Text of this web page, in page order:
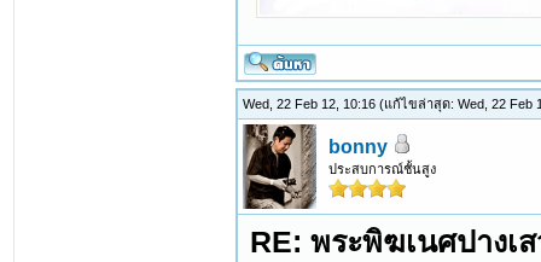
Wed, 22 Feb 12, 10:16(แก้ไขล่าสุด: Wed, 22 Feb
bonny
ประสบการณ์ชั้นสูง
RE: พระพิฆเนศปางเ